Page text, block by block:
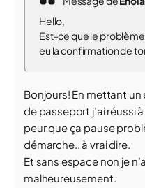
Hello,
Est-ce que le
eu la confirmation de
Bonjours! En mettant
de passeport j’ai réussi
peur que ça pause
démarche.. à vrai dire.
Et sans espace non je
malheureusement.